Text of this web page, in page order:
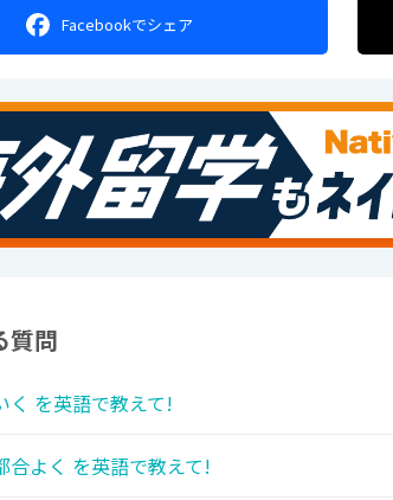
Facebookでシェア
質問
く を英語で教えて!
合よく を英語で教えて!